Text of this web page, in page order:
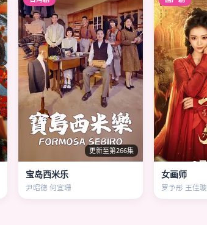
更新至第266集
宝岛西米乐
尹昭德 何宜珊
女画师
罗予彤 王佳璇